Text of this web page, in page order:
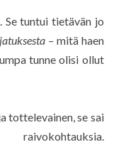
tuntui tietävän jo
–mitä haen
tunne olisi ollut
tottelevainen, se sai